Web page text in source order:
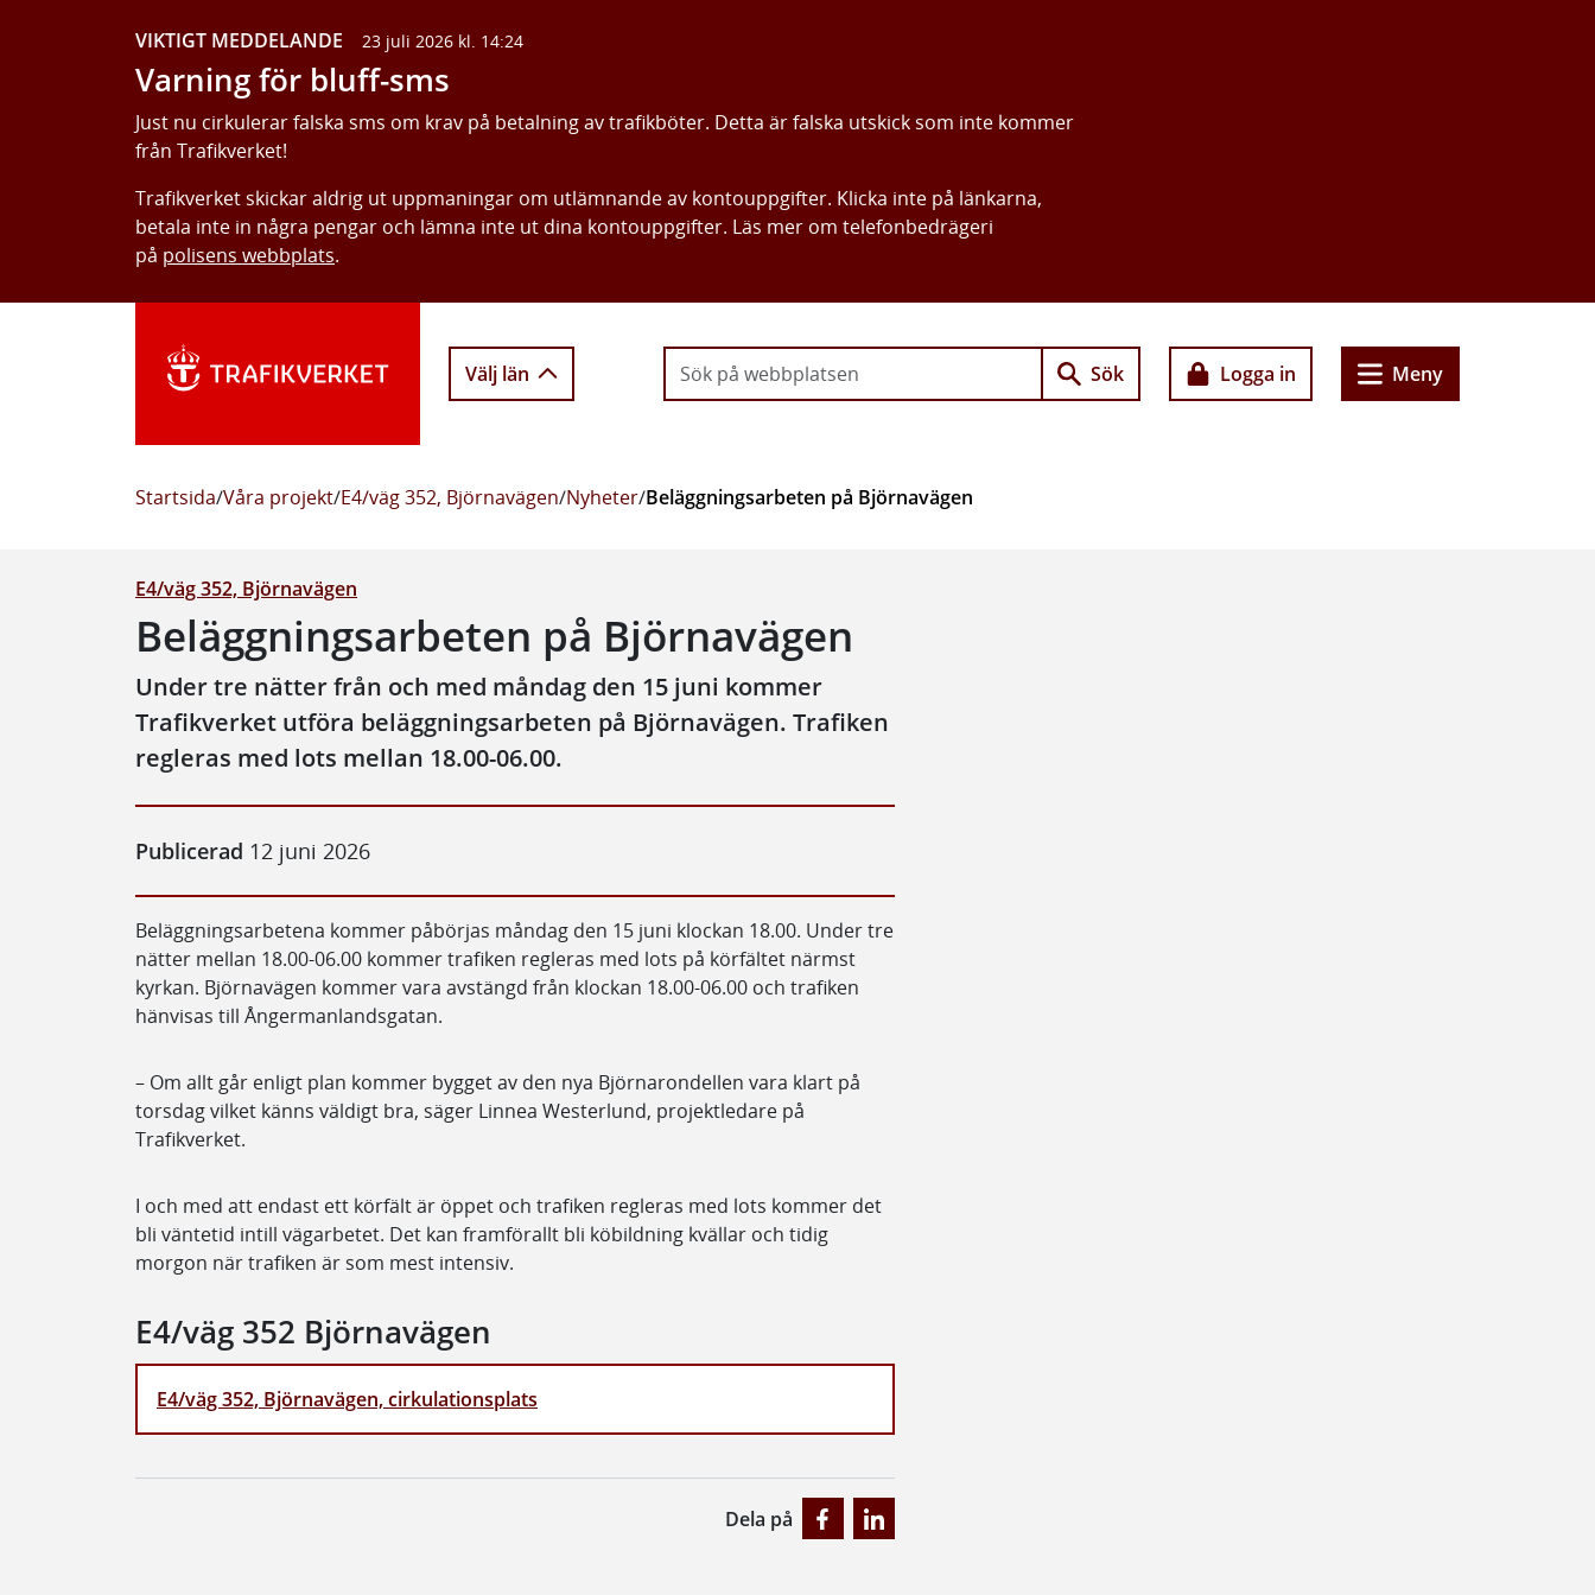
VIKTIGT MEDDELANDE 23 juli 2026 kl. 14:24
Varning för bluff-sms
Just nu cirkulerar falska sms om krav på betalning av trafikböter. Detta är falska utskick som inte kommer
från Trafikverket!
Trafikverket skickar aldrig ut uppmaningar om utlämnande av kontouppgifter. Klicka inte på länkarna,
betala inte in några pengar och lämna inte ut dina kontouppgifter. Läs mer om telefonbedrägeri
på polisens webbplats.
Välj län Sök Logga in Meny
Startsida/Våra projekt/E4/väg 352, Björnavägen/Nyheter/Beläggningsarbeten på Björnavägen
E4/väg 352, Björnavägen
Beläggningsarbeten på Björnavägen
Under tre nätter från och med måndag den 15 juni kommer
Trafikverket utföra beläggningsarbeten på Björnavägen. Trafiken
regleras med lots mellan 18.00-06.00.
Publicerad 12 juni 2026
Beläggningsarbetena kommer påbörjas måndag den 15 juni klockan 18.00. Under tre
nätter mellan 18.00-06.00 kommer trafiken regleras med lots på körfältet närmst
kyrkan. Björnavägen kommer vara avstängd från klockan 18.00-06.00 och trafiken
hänvisas till Ångermanlandsgatan.
– Om allt går enligt plan kommer bygget av den nya Björnarondellen vara klart på
torsdag vilket känns väldigt bra, säger Linnea Westerlund, projektledare på
Trafikverket.
I och med att endast ett körfält är öppet och trafiken regleras med lots kommer det
bli väntetid intill vägarbetet. Det kan framförallt bli köbildning kvällar och tidig
morgon när trafiken är som mest intensiv.
E4/väg 352 Björnavägen
E4/väg 352, Björnavägen, cirkulationsplats
Dela på